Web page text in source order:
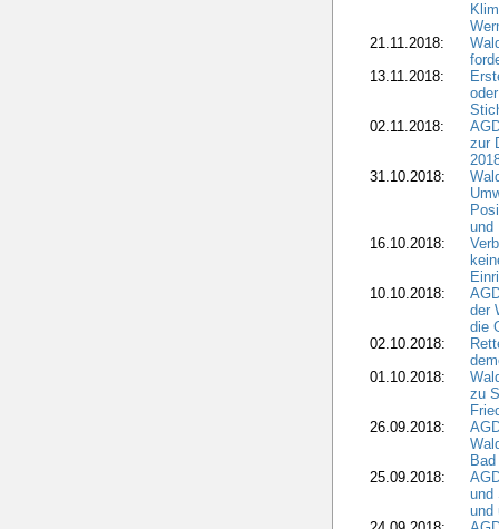
21.11.2018:
13.11.2018:
02.11.2018:
zur
31.10.2018:
und
16.10.2018:
10.10.2018:
der
die
02.10.2018:
01.10.2018:
zu
26.09.2018:
25.09.2018:
und
und